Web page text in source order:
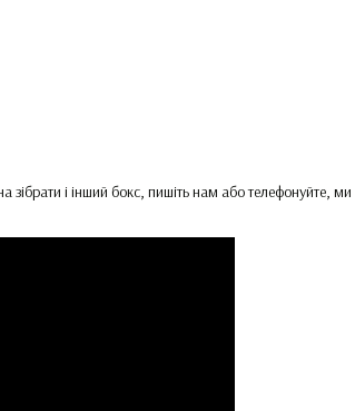
і інший бокс, пишіть нам або телефонуйте, ми